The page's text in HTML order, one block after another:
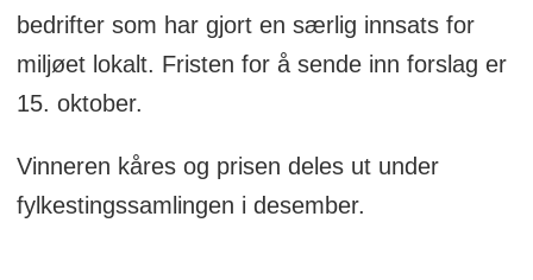
bedrifter som har gjort en særlig innsats for
miljøet lokalt. Fristen for å sende inn forslag er
15. oktober.
Vinneren kåres og prisen deles ut under
fylkestingssamlingen i desember.